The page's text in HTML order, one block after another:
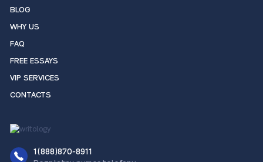
BLOG
WHY US
FAQ
FREE ESSAYS
VIP SERVICES
CONTACTS
1(888)870-8911